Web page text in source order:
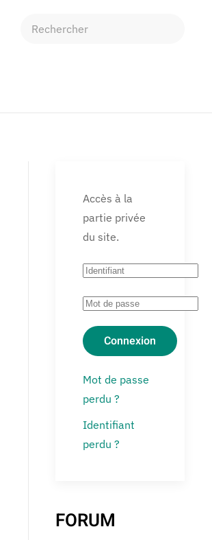
Accès à la
partie privée
du site.
Connexion
Mot de passe
perdu ?
Identifiant
perdu ?
FORUM